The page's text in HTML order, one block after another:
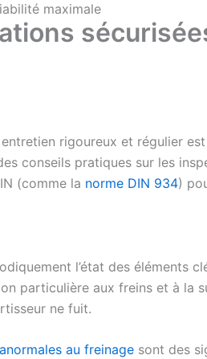
maximale
rigoureux et régulier
conseils pratiques sur les
(comme la norme DIN 934)
l’état des éléments
particulière aux freins et à la
ne fuit.
au freinage sont des